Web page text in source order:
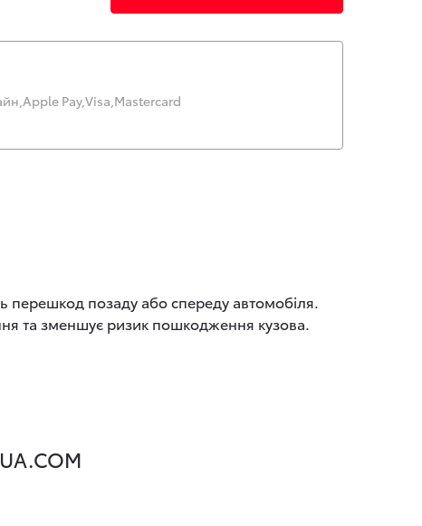
Apple Pay,Visa,Mastercard
перешкод позаду або спереду автомобіля.
та зменшує ризик пошкодження кузова.